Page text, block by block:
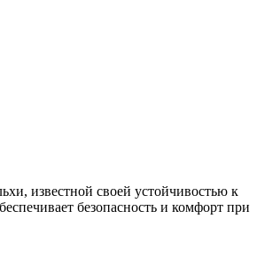
известной своей устойчивостью к
безопасность и комфорт при